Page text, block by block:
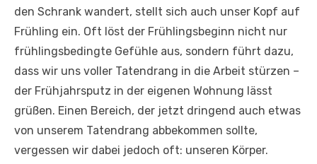
den Schrank wandert, stellt sich auch unser Kopf auf
Frühling ein. Oft löst der Frühlingsbeginn nicht nur
frühlingsbedingte Gefühle aus, sondern führt dazu,
dass wir uns voller Tatendrang in die Arbeit stürzen –
der Frühjahrsputz in der eigenen Wohnung lässt
grüßen. Einen Bereich, der jetzt dringend auch etwas
von unserem Tatendrang abbekommen sollte,
vergessen wir dabei jedoch oft: unseren Körper.